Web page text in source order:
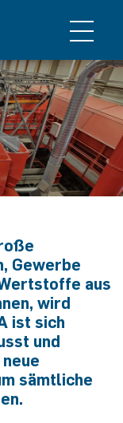
Gewerbe
aus
wird
ist sich
und
sämtliche